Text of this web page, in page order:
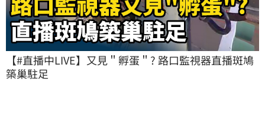
【#直播中LIVE】又見＂孵蛋＂? 路口監視器直播斑鳩
築巢駐足